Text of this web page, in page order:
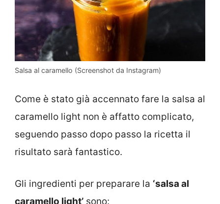
Salsa al caramello (Screenshot da Instagram)
Come è stato già accennato fare la salsa al
caramello light non è affatto complicato,
seguendo passo dopo passo la ricetta il
risultato sarà fantastico.
Gli ingredienti per preparare la ‘salsa al
caramello light’ sono: